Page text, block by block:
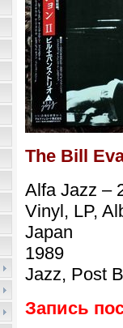
The Bill
Alfa Jazz –
Vinyl, LP,
Japan
1989
Jazz, Post
Запись